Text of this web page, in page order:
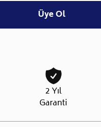
Üye Ol
2 Yıl
Garanti